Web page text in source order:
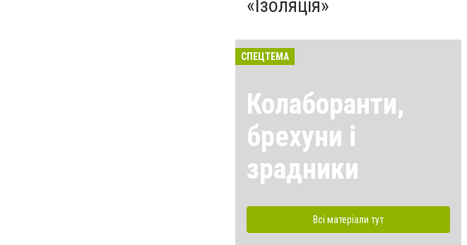
«Ізоляція»
СПЕЦТЕМА
Колаборанти,
брехуни і
зрадники
Всі матеріали тут